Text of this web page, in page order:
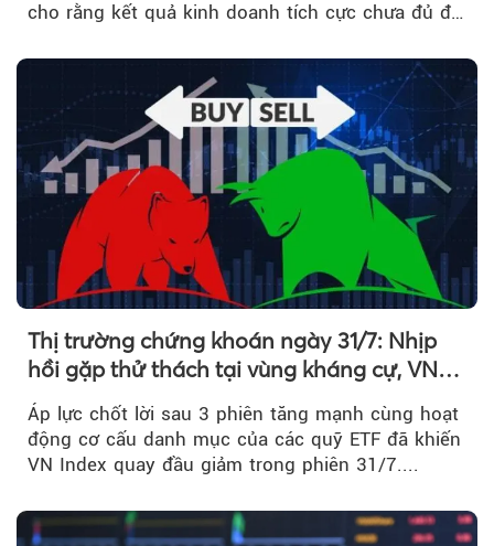
cho rằng kết quả kinh doanh tích cực chưa đủ để
Thị trường chứng khoán ngày 31/7: Nhịp
hồi gặp thử thách tại vùng kháng cự, VN
Index giảm gần 9 điểm trong phiên cuối...
Áp lực chốt lời sau 3 phiên tăng mạnh cùng hoạt
động cơ cấu danh mục của các quỹ ETF đã khiến
VN Index quay đầu giảm trong phiên 31/7....